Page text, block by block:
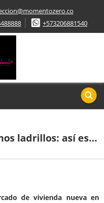
+573206881540
Más compradores, menos ladrillos: así está el mercado de vivienda en 2025
de vivienda nueva en